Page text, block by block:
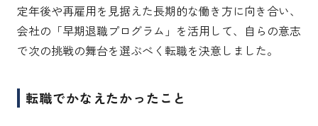
定年後や再雇用を見据えた長期的な働き方に向き合い、
会社の「早期退職プログラム」を活用して、自らの意志
で次の挑戦の舞台を選ぶべく転職を決意しました。
転職でかなえたかったこと